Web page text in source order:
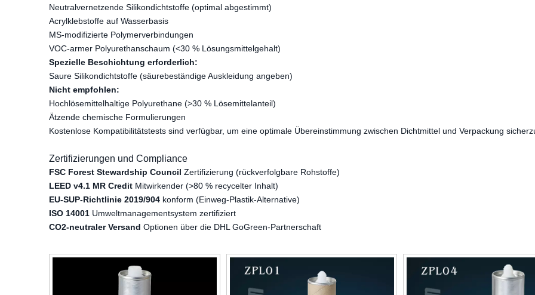
Neutralvernetzende Silikondichtstoffe (optimal abgestimmt)
Acrylklebstoffe auf Wasserbasis
MS-modifizierte Polymerverbindungen
VOC-armer Polyurethanschaum (<30 % Lösungsmittelgehalt)
Spezielle Beschichtung erforderlich:
Saure Silikondichtstoffe (säurebeständige Auskleidung angeben)
Nicht empfohlen:
Hochlösemittelhaltige Polyurethane (>30 % Lösemittelanteil)
Ätzende chemische Formulierungen
Kostenlose Kompatibilitätstests sind verfügbar, um eine optimale Übereinstimmung zwischen Dichtmittel und Verpackung
Zertifizierungen und Compliance
FSC Forest Stewardship Council Zertifizierung (rückverfolgbare Rohstoffe)
LEED v4.1 MR Credit Mitwirkender (>80 % recycelter Inhalt)
EU-SUP-Richtlinie 2019/904 konform (Einweg-Plastik-Alternative)
ISO 14001 Umweltmanagementsystem zertifiziert
CO2-neutraler Versand Optionen über die DHL GoGreen-Partnerschaft